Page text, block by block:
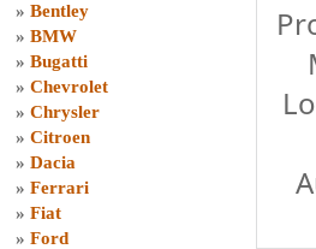
» Bentley
» BMW
» Bugatti
» Chevrolet
» Chrysler
» Citroen
» Dacia
» Ferrari
» Fiat
» Ford